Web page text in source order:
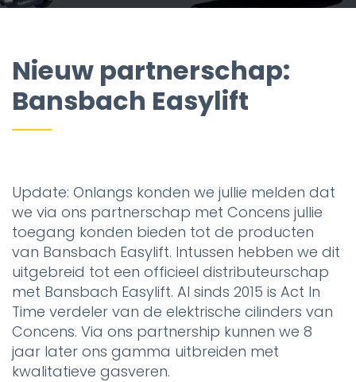
Nieuw partnerschap:
Bansbach Easylift
Update: Onlangs konden we jullie melden dat
we via ons partnerschap met Concens jullie
toegang konden bieden tot de producten
van Bansbach Easylift. Intussen hebben we dit
uitgebreid tot een officieel distributeurschap
met Bansbach Easylift. Al sinds 2015 is Act In
Time verdeler van de elektrische cilinders van
Concens. Via ons partnership kunnen we 8
jaar later ons gamma uitbreiden met
kwalitatieve gasveren.